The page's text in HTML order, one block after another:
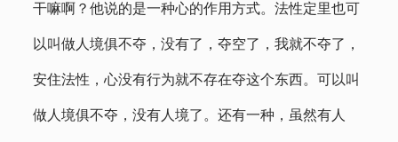
干嘛啊？他说的是一种心的作用方式。法性定里也可
以叫做人境俱不夺，没有了，夺空了，我就不夺了，
安住法性，心没有行为就不存在夺这个东西。可以叫
做人境俱不夺，没有人境了。还有一种，虽然有人